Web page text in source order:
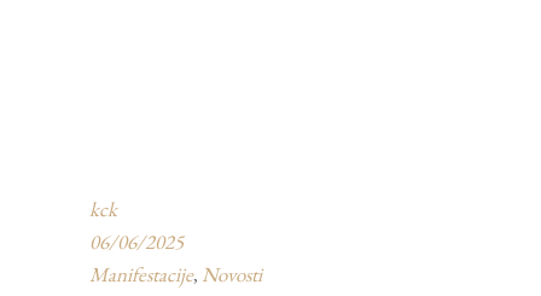
kck
06/06/2025
Manifestacije, Novosti